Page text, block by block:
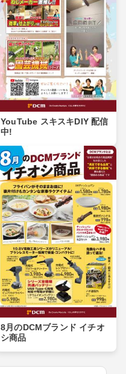
YouTube スキスキDIY 配信
中!
8月のDCMブランド イチオ
シ商品